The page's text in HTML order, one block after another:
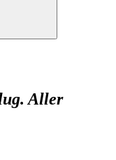
Aller